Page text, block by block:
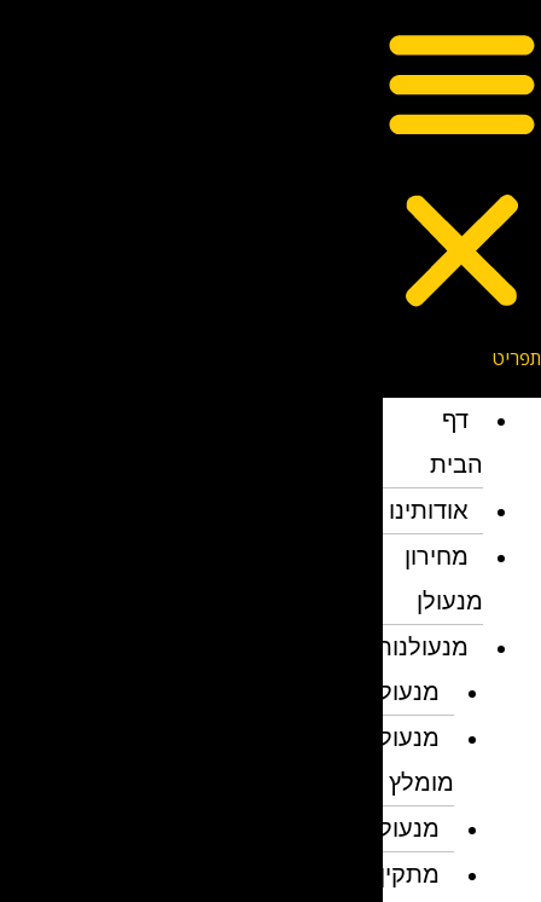
דף
הבית
אודותינו
מחירון
מנעולן
מנעולנות
מנעולן
מנעולן
מומלץ
מנעולנים
מתקין